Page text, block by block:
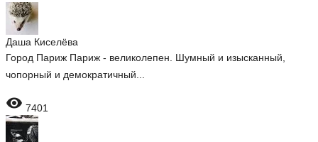
Даша Киселёва
Город Париж Париж - великолепен. Шумный и изысканный,
чопорный и демократичный...
 7401